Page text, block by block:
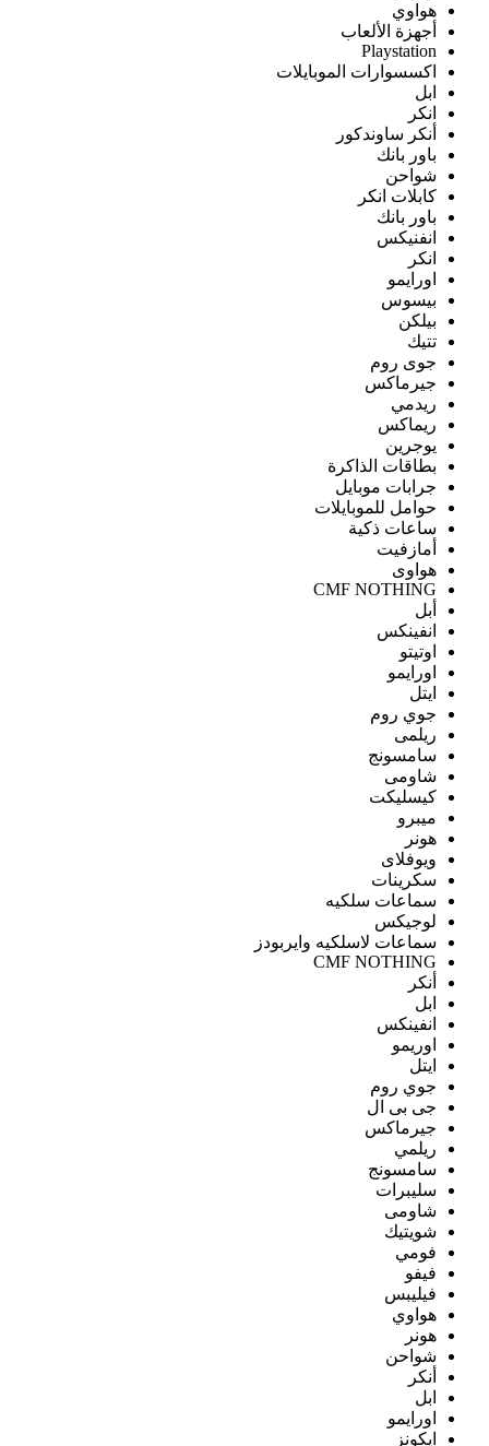
هواوي
أجهزة الألعاب
Playstation
اكسسوارات الموبايلات
ابل
انكر
أنكر ساوندكور
باور بانك
شواحن
كابلات انكر
باور بانك
انفنيكس
انكر
اورايمو
بيسوس
بيلكن
تتيك
جوى روم
جيرماكس
ريدمي
ريماكس
يوجرين
بطاقات الذاكرة
جرابات موبايل
حوامل للموبايلات
ساعات ذكية
أمازفيت
هواوى
CMF NOTHING
أبل
انفينكس
اوتيتو
اورايمو
ايتل
جوي روم
ريلمى
سامسونج
شاومى
كيسليكت
ميبرو
هونر
ويوفلاى
سكرينات
سماعات سلكيه
لوجيكس
سماعات لاسلكيه وايربودز
CMF NOTHING
أنكر
ابل
انفينكس
اوريمو
ايتل
جوي روم
جى بى ال
جيرماكس
ريلمي
سامسونج
سليبرات
شاومى
شويتيك
فومي
فيفو
فيليبس
هواوي
هونر
شواحن
أنكر
ابل
اورايمو
ايكونز